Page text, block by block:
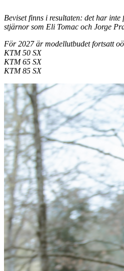
Beviset finns i resultaten: det har
stjärnor som Eli Tomac och Jorge
För 2027 är modellutbudet fortsatt
KTM 50 SX
KTM 65 SX
KTM 85 SX